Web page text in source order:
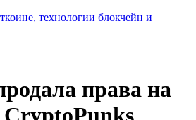
технологии блокчейн и
права на